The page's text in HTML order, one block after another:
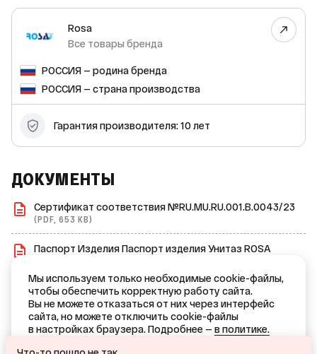
подключается к системе водоснабжения с помощью
нижнего подвода воды. Он имеет два режима слива воды,
что позволяет регулировать расход воды в зависимости
от ваших потребностей. Благодаря своим компактным
размерам (ширина — 360 мм, глубина — 617 мм, высота —
780 мм) унитаз идеально впишется в любую ванную
комнату. Не упустите возможность приобрести
качественный унитаз по доступной цене! Закажите унитаз-
компакт «Уют» прямо сейчас и наслаждайтесь комфортом
и надёжностью на долгие годы!
Rosa
Все товары бренда
РОССИЯ — родина бренда
РОССИЯ — страна производства
Гарантия производителя: 10 лет
ДОКУМЕНТЫ
Сертификат соответствия №RU.MU.RU.001.B.0043/23
(PDF, 653 KB)
Паспорт Изделия Паспорт изделия Унитаз ROSA
Сертификат соответствия №BY/112 02.01. TP013 109.01
01852
(PDF, 377 KB)
Ваш город — Краснодар?
Мы используем только необходимые cookie-файлы,
чтобы обеспечить корректную работу сайта.
Вы не можете отказаться от них через интерфейс
сайта, но можете отключить cookie-файлы
в настройках браузера. Подробнее — в политике.